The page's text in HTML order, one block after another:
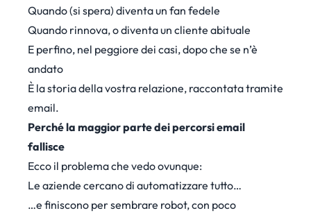
Quando (si spera) diventa un fan fedele
Quando rinnova, o diventa un cliente abituale
E perfino, nel peggiore dei casi, dopo che se n’è
andato
È la storia della vostra relazione, raccontata tramite
email.
Perché la maggior parte dei percorsi email
fallisce
Ecco il problema che vedo ovunque:
Le aziende cercano di automatizzare tutto…
…e finiscono per sembrare robot, con poco